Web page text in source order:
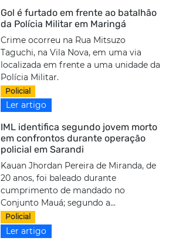
Gol é furtado em frente ao batalhão
da Polícia Militar em Maringá
Crime ocorreu na Rua Mitsuzo
Taguchi, na Vila Nova, em uma via
localizada em frente a uma unidade da
Polícia Militar.
Policial
Ler artigo
IML identifica segundo jovem morto
em confrontos durante operação
policial em Sarandi
Kauan Jhordan Pereira de Miranda, de
20 anos, foi baleado durante
cumprimento de mandado no
Conjunto Mauá; segundo a...
Policial
Ler artigo